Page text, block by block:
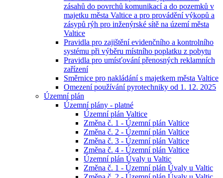
zásahů do povrchů komunikací a do pozemků v
majetku města Valtice a pro provádění výkopů a
zásypů rýh pro inženýrské sítě na území města
Valtice
Pravidla pro zajištění evidenčního a kontrolního
systému při výběru místního poplatku z pobytu
Pravidla pro umísťování přenosných reklamních
zařízení
Směrnice pro nakládání s majetkem města Valtice
Omezení používání pyrotechniky od 1. 12. 2025
Územní plán
Územní plány - platné
Územní plán Valtice
Změna č. 1 - Územní plán Valtice
Změna č. 2 - Územní plán Valtice
Změna č. 3 - Územní plán Valtice
Změna č. 4 - Územní plán Valtice
Územní plán Úvaly u Valtic
Změna č. 1 - Územní plán Úvaly u Valtic